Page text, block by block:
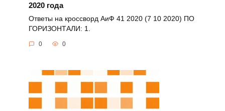
2020 года
Ответы на кроссворд АиФ 41 2020 (7 10 2020) ПО
ГОРИЗОНТАЛИ: 1.
0 0